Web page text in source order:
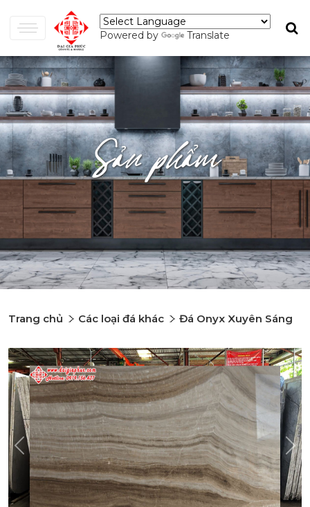
Powered by Translate
Sản phẩm
Trang chủ Các loại đá khác Đá Onyx Xuyên Sáng
Previous